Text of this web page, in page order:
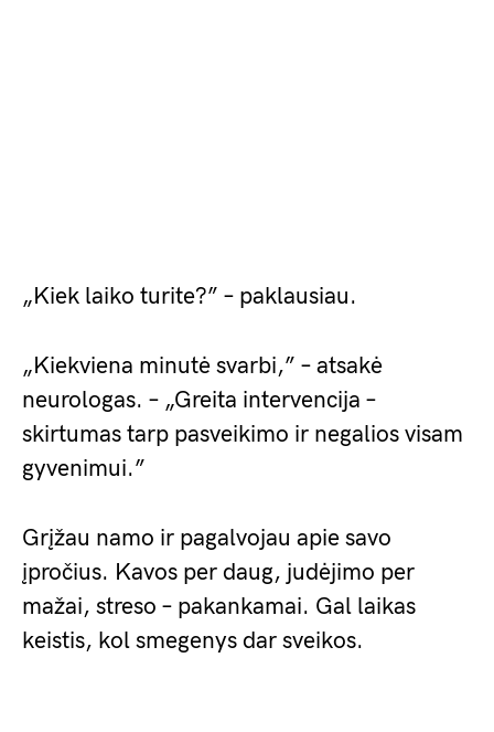
„Kiek laiko turite?” – paklausiau.
„Kiekviena minutė svarbi,” – atsakė
neurologas. – „Greita intervencija –
skirtumas tarp pasveikimo ir negalios visam
gyvenimui.”
Grįžau namo ir pagalvojau apie savo
įpročius. Kavos per daug, judėjimo per
mažai, streso – pakankamai. Gal laikas
keistis, kol smegenys dar sveikos.